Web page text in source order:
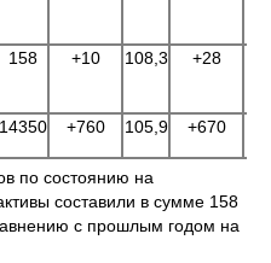
158 +10 108,3 +28
14350 +760 105,9 +670
по состоянию на
составили в сумме 158
с прошлым годом на